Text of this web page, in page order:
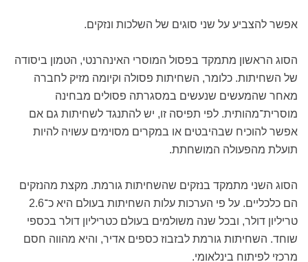
אפשר להצביע על שני סוגים של השלכות ונזקים.
הסוג הראשון מתמקד בפסול המוסרי האינהרנטי, הטמון ביסודה
של השחיתות. כלומר, השחיתות פסולה וקיומה מזיק לחברה
מאחר שהמעשים שנעשים במסגרתה פסולים מבחינה
מוסרית־מהותית. לפי תפיסה זו, יש להתנגד לשחיתות גם אם
אפשר להוכיח שבהיבטים או במקרים מסוימים עשויה להיות
תועלת מהפעולה המושחתת.
הסוג השני מתמקד בנזקים שהשחיתות גורמת. מקצת מהנזקים
הם כלכליים. על פי הערכות עלות השחיתות בעולם היא כ־2.6
טריליון דולר, ובכל שנה משולמים בעולם כטריליון דולר בכספי
שוחד. השחיתות גורמת לבזבוז כספים אדיר, והיא מהווה חסם
מרכזי לפיתוח בינלאומי.